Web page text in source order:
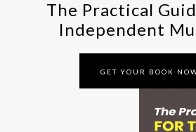
The Practical
Independent
GET YOUR BOOK